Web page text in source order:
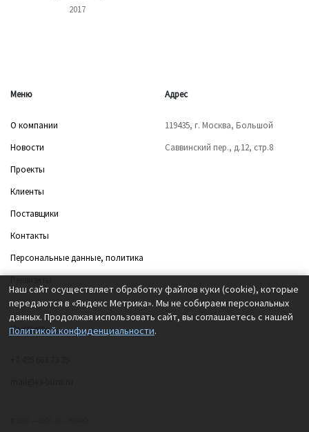
2017
Меню
О компании
Новости
Проекты
Клиенты
Поставщики
Контакты
Персональные данные, политика
Адрес
119435, г. Москва, Большой
Саввинский пер., д.12, стр.8
Контакты
Наш сайт осуществляет обработку файлов куки (cookie), которые
передаются в «Яндекс Метрика». Мы не собираем персональных
данных. Продолжая использовать сайт, вы соглашаетесь с нашей
Политикой конфиденциальности.